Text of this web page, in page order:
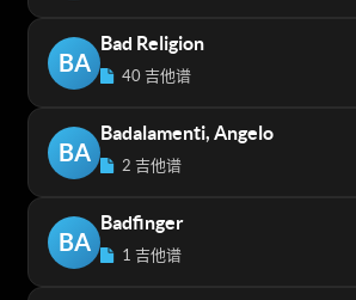
BA
Bad Religion
40 吉他谱
BA
Badalamenti, Angelo
2 吉他谱
BA
Badfinger
1 吉他谱